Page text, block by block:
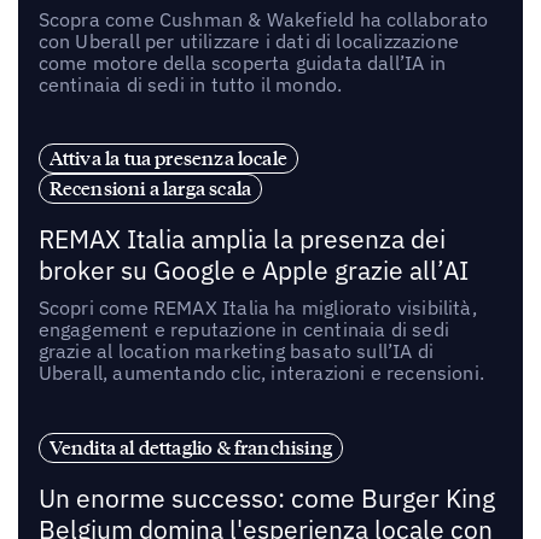
Scopra come Cushman & Wakefield ha collaborato
con Uberall per utilizzare i dati di localizzazione
come motore della scoperta guidata dall’IA in
centinaia di sedi in tutto il mondo.
Attiva la tua presenza locale
Recensioni a larga scala
REMAX Italia amplia la presenza dei
broker su Google e Apple grazie all’AI
Scopri come REMAX Italia ha migliorato visibilità,
engagement e reputazione in centinaia di sedi
grazie al location marketing basato sull’IA di
Uberall, aumentando clic, interazioni e recensioni.
Vendita al dettaglio & franchising
Un enorme successo: come Burger King
Belgium domina l'esperienza locale con